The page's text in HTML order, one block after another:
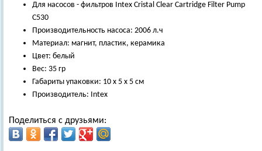
Для насосов - фильтров Intex Cristal Clear Cartridge Filter Pump
C530
Производительность насоса: 2006 л.ч
Материал: магнит, пластик, керамика
Цвет: белый
Вес: 35 гр
Габариты упаковки: 10 х 5 х 5 см
Производитель: Intex
Поделиться с друзьями: